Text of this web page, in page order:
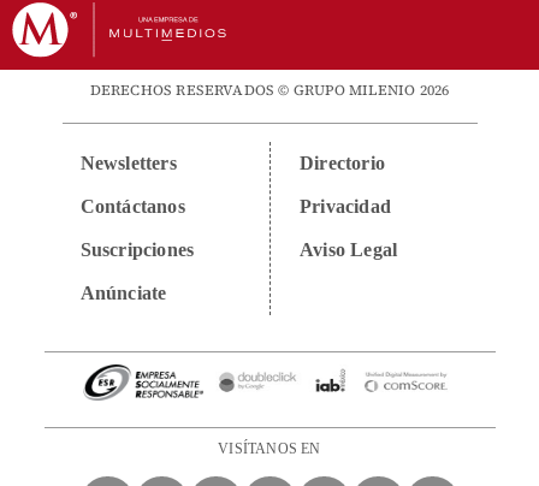
DERECHOS RESERVADOS © GRUPO MILENIO 2026
Newsletters
Contáctanos
Suscripciones
Anúnciate
Directorio
Privacidad
Aviso Legal
VISÍTANOS EN